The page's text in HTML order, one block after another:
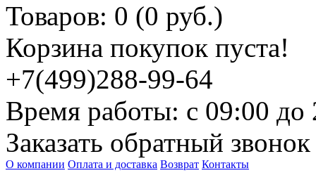
Товаров: 0 (0 руб.)
Корзина покупок пуста!
+7(499)288-99-64
Время работы: с 09:00 до
Заказать обратный звонок
О компании Оплата и доставка Возврат Контакты